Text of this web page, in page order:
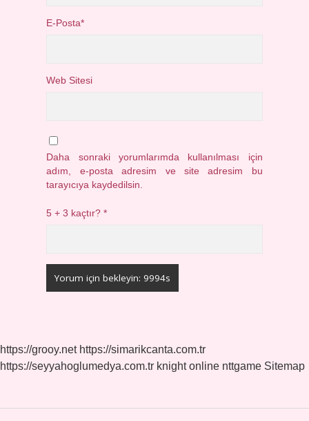
E-Posta*
Web Sitesi
Daha sonraki yorumlarımda kullanılması için
adım, e-posta adresim ve site adresim bu
tarayıcıya kaydedilsin.
5 + 3 kaçtır?*
https://grooy.net https://simarikcanta.com.tr
https://seyyahoglumedya.com.tr knight online nttgame Sitemap